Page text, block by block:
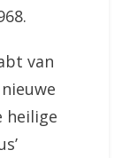
van
heilige